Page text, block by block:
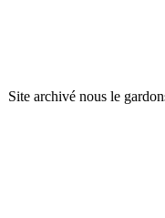
Site archivé nous le